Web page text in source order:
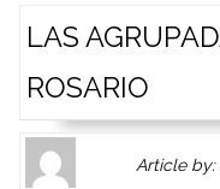
LAS
ROSARIO
Author
Gravatar
Article by: